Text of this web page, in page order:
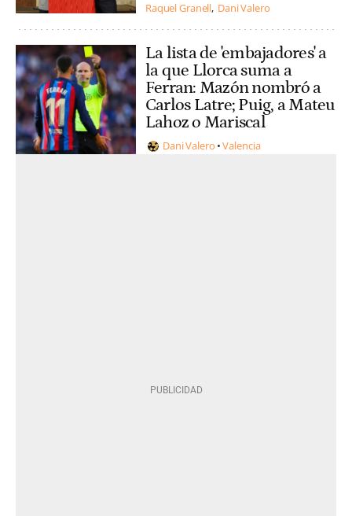
Raquel Granell Dani Valero
La lista de 'embajadores' a
la que Llorca suma a
Ferran: Mazón nombró a
Carlos Latre; Puig, a Mateu
Lahoz o Mariscal
Dani Valero Valencia